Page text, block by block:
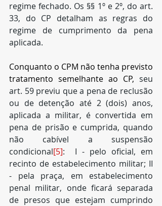
regime fechado. Os §§ 1º e 2º, do art.
33, do CP detalham as regras do
regime de cumprimento da pena
aplicada.
Conquanto o CPM não tenha previsto
tratamento semelhante ao CP, seu
art. 59 previu que a pena de reclusão
ou de detenção até 2 (dois) anos,
aplicada a militar, é convertida em
pena de prisão e cumprida, quando
não cabível a suspensão
condicional[5]:  I - pelo oficial, em
recinto de estabelecimento militar; II
- pela praça, em estabelecimento
penal militar, onde ficará separada
de presos que estejam cumprindo